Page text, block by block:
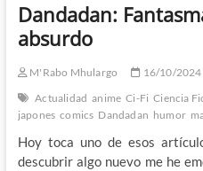
Dandadan:
absurdo
M'Rabo Mhulargo 16/10/2024
Actualidad anime Ci-Fi Ciencia
japones comics Dandadan humor
Hoy toca uno de esos
descubrir algo nuevo me he